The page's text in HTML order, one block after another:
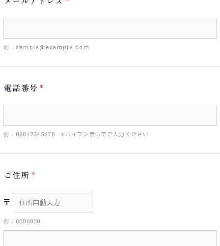
例：sample@example.com
電話番号
例：08012345678 ※ハイフン無しでご入力ください
ご住所
〒
例：0000000